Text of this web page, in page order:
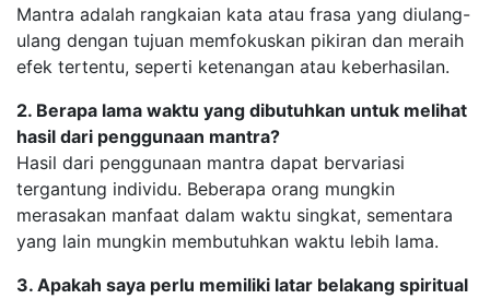
Mantra adalah rangkaian kata atau frasa yang diulang-
ulang dengan tujuan memfokuskan pikiran dan meraih
efek tertentu, seperti ketenangan atau keberhasilan.
2. Berapa lama waktu yang dibutuhkan untuk melihat
hasil dari penggunaan mantra?
Hasil dari penggunaan mantra dapat bervariasi
tergantung individu. Beberapa orang mungkin
merasakan manfaat dalam waktu singkat, sementara
yang lain mungkin membutuhkan waktu lebih lama.
3. Apakah saya perlu memiliki latar belakang spiritual